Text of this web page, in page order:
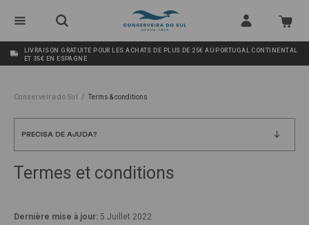
LIVRAISON GRATUITE POUR LES ACHATS DE PLUS DE 25€ AU PORTUGAL CONTINENTAL
ET 35€ EN ESPAGNE
Conserveira do Sul / Terms & conditions
PRECISA DE AJUDA?
Termes et conditions
Dernière mise à jour: 5 Juillet 2022